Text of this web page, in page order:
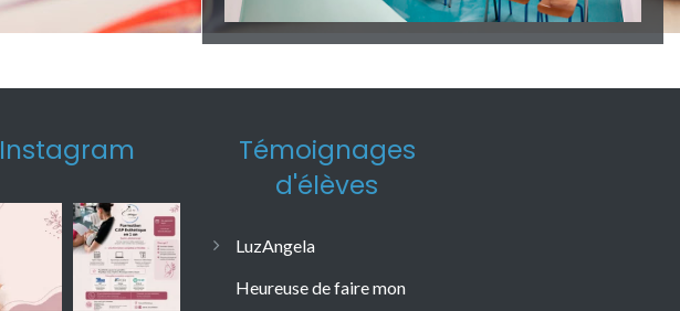
Instagram
Témoignages
d'élèves
LuzAngela
Heureuse de faire mon